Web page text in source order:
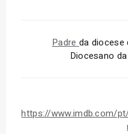
Padre da diocese
Diocesano
https://www.imdb.com/